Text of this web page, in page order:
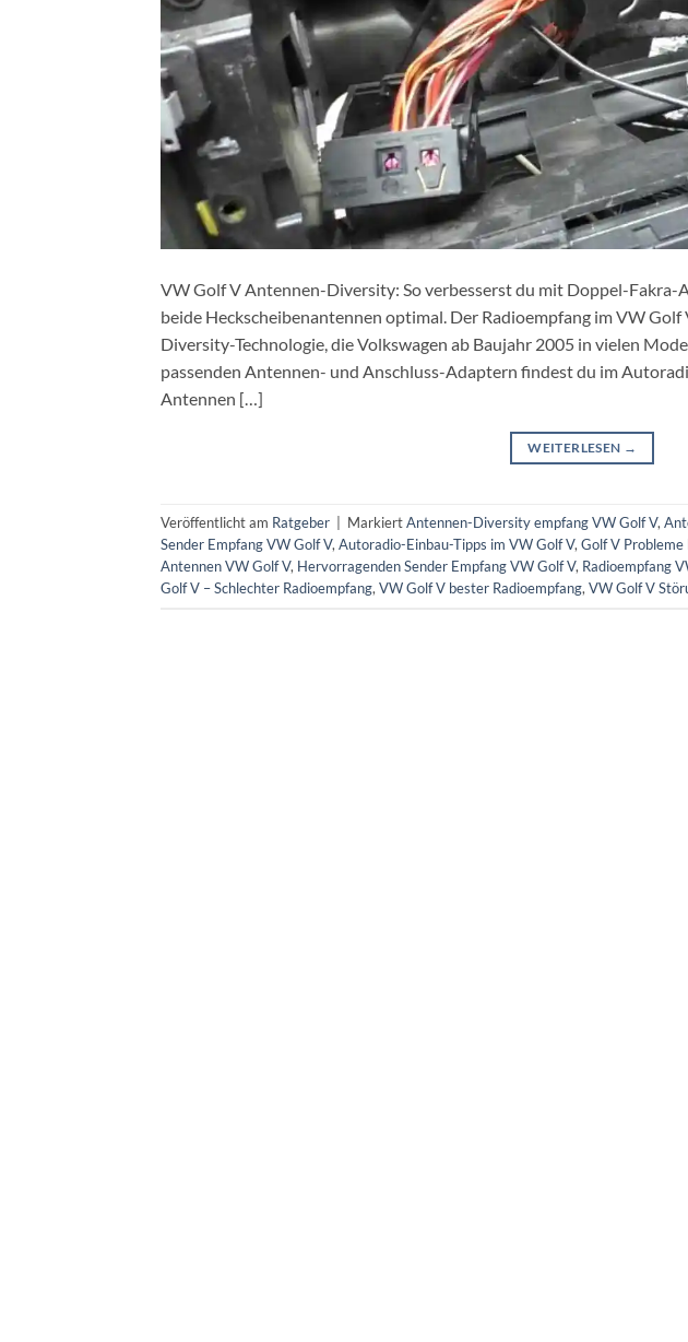
VW Golf V Antennen-Diversity: So verbesserst du mit Doppel-
beide Heckscheibenantennen optimal. Der Radioempfang im VW
Diversity-Technologie, die Volkswagen ab Baujahr 2005 in vielen
passenden Antennen- und Anschluss-Adaptern findest du im
Antennen […]
WEITERLESEN →
Veröffentlicht am Ratgeber MarkiertAntennen-Diversity empfang VW Golf V,
Sender Empfang VW Golf V,Autoradio-Einbau-Tipps im VW Golf V,Golf V Probleme
Antennen VW Golf V, Hervorragenden Sender Empfang VW Golf V, Radioempfang
Golf V – Schlechter Radioempfang,VW Golf V bester Radioempfang,VW Golf V